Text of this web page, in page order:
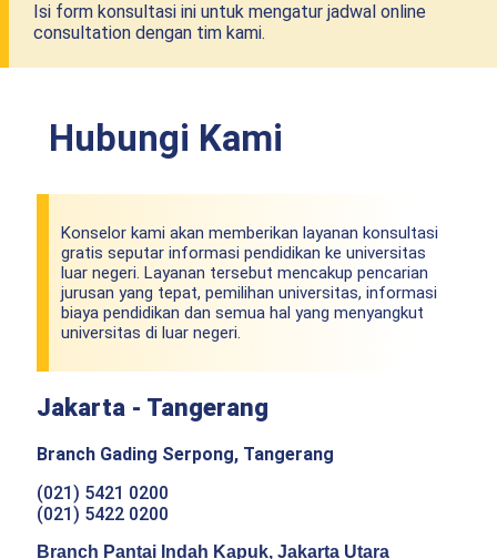
Isi form konsultasi ini untuk mengatur jadwal online
consultation dengan tim kami.
Hubungi Kami
Konselor kami akan memberikan layanan konsultasi
gratis seputar informasi pendidikan ke universitas
luar negeri. Layanan tersebut mencakup pencarian
jurusan yang tepat, pemilihan universitas, informasi
biaya pendidikan dan semua hal yang menyangkut
universitas di luar negeri.
Jakarta - Tangerang
Branch Gading Serpong, Tangerang
(021) 5421 0200
(021) 5422 0200
Branch Pantai Indah Kapuk, Jakarta Utara